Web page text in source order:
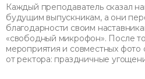
Каждый преподаватель сказал
будущим выпускникам, а они
благодарности своим
«свободный микрофон». После
мероприятия и совместных
от ректора: праздничные